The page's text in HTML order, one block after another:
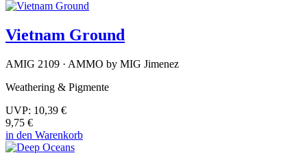
Vietnam Ground
AMIG 2109 · AMMO by MIG Jimenez
Weathering & Pigmente
UVP: 10,39 €
9,75 €
in den Warenkorb